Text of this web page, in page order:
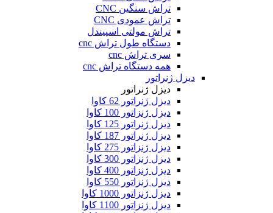
تراش سنگین CNC
تراش عمودی CNC
تراش مولتی اسپیندل
دستگاه طول تراش cnc
سری تراش cnc
همه دستگاه تراش cnc
دیزل ژنراتور
دیزل ژنراتور
دیزل ژنراتور 62 کاوا
دیزل ژنزاتور 100 کاوا
دیزل ژنراتور 125 کاوا
دیزل ژنراتور 187 کاوا
دیزل ژنزاتور 275 کاوا
دیزل ژنزاتور 300 کاوا
دیزل ژنزاتور 400 کاوا
دیزل ژنزاتور 550 کاوا
دیزل ژنزاتور 1000 کاوا
دیزل ژنزاتور 1100 کاوا